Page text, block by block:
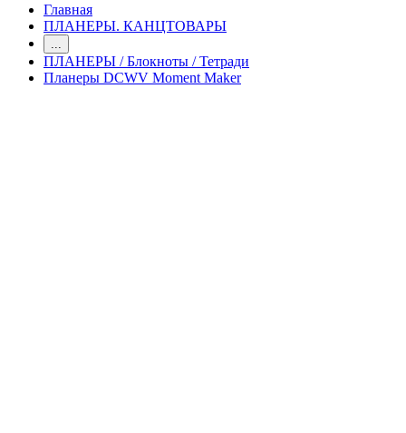
Главная
ПЛАНЕРЫ. КАНЦТОВАРЫ
ПЛАНЕРЫ / Блокноты / Тетради
Планеры DCWV Moment Maker